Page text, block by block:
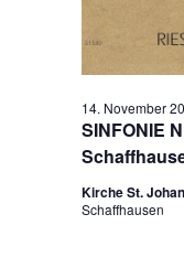
SINFONIE
14. November
Kirche St.
Schaffhausen